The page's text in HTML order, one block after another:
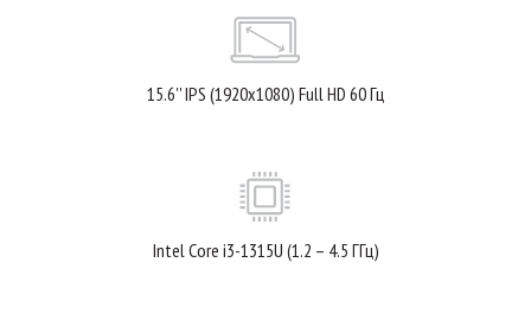
15.6'' IPS (1920x1080) Full HD 60 Гц
Intel Core i3-1315U (1.2 – 4.5 ГГц)